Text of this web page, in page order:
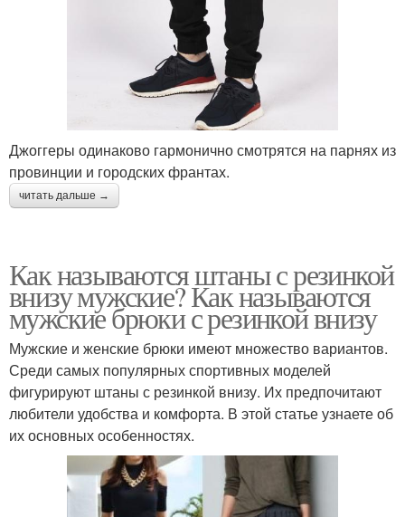
Джоггеры одинаково гармонично смотрятся на парнях из
провинции и городских франтах.
читать дальше →
Как называются штаны с резинкой
внизу мужские? Как называются
мужские брюки с резинкой внизу
Мужские и женские брюки имеют множество вариантов.
Среди самых популярных спортивных моделей
фигурируют штаны с резинкой внизу. Их предпочитают
любители удобства и комфорта. В этой статье узнаете об
их основных особенностях.